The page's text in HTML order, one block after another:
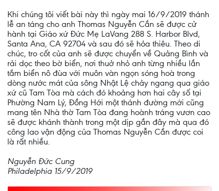
Khi chúng tôi viết bài này thì ngày mai 16/9/2019 thánh
lễ an táng cho anh Thomas Nguyễn Cần sẽ được cử
hành tại Giáo xứ Đức Mẹ LaVang 288 S. Harbor Blvd,
Santa Ana, CA 92704 và sau đó sẽ hỏa thiêu. Theo di
chúc, tro cốt của anh sẽ được chuyển về Quảng Bình và
rải dọc theo bờ biển, nơi thuở nhỏ anh từng nhiều lần
tắm biển nô đùa với muôn vàn ngọn sóng hoà trong
dòng nước mát của sông Nhật Lệ chảy ngang qua giáo
xứ cũ Tam Tòa mà cách đó khoảng hơn hai cây số tại
Phường Nam Lý, Đồng Hới một thánh đường mới cũng
mang tên Nhà thờ Tam Tòa đang hoành tráng vươn cao
sẽ được khánh thành trong một dịp gần đây mà qua đó
công lao vận động của Thomas Nguyễn Cần được coi
là rất nhiều.
Nguyễn Đức Cung
Philadelphia 15/9/2019